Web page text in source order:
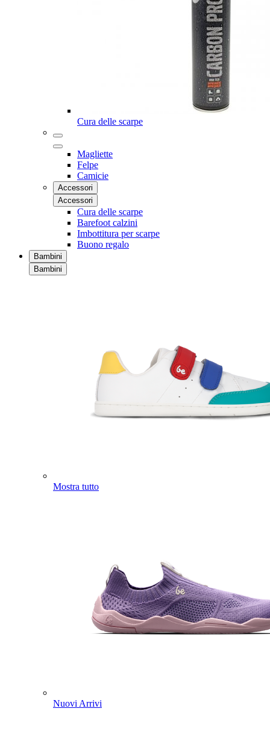
Cura delle scarpe
Magliette
Felpe
Camicie
Accessori
Accessori
Cura delle scarpe
Barefoot calzini
Imbottitura per scarpe
Buono regalo
Bambini
Bambini
Mostra tutto
Nuovi Arrivi